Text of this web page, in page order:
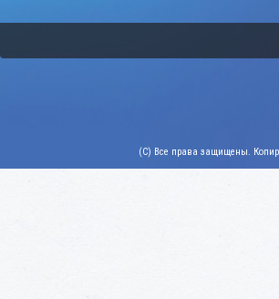
(C) Все права защищены.